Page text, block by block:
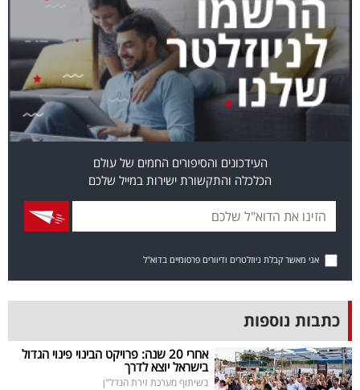
מייל
אדום
אחרינו:
העידכונים והסיפורים החמים של עולם
הכלכלה והתקשורת ישירות במייל שלכם
אני מאשר קבלת ניוזלטרים ודיוורים פרסומיים בדוא"ל
כתבות נוספות
אחרי 20 שנה: פרויקט הבינוי פינוי הגדול
בישראל יוצא לדרך
בשיתוף מערכת זירת הנדל"ן